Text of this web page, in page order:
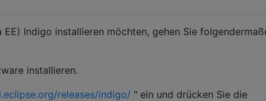
EE) Indigo installieren möchten, gehen Sie
installieren.
releases/indigo/ " ein und drücken Sie die